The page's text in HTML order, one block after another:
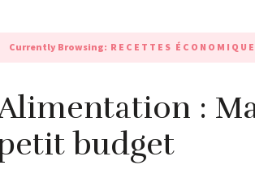
Currently Browsing: RECETTES
:
budget